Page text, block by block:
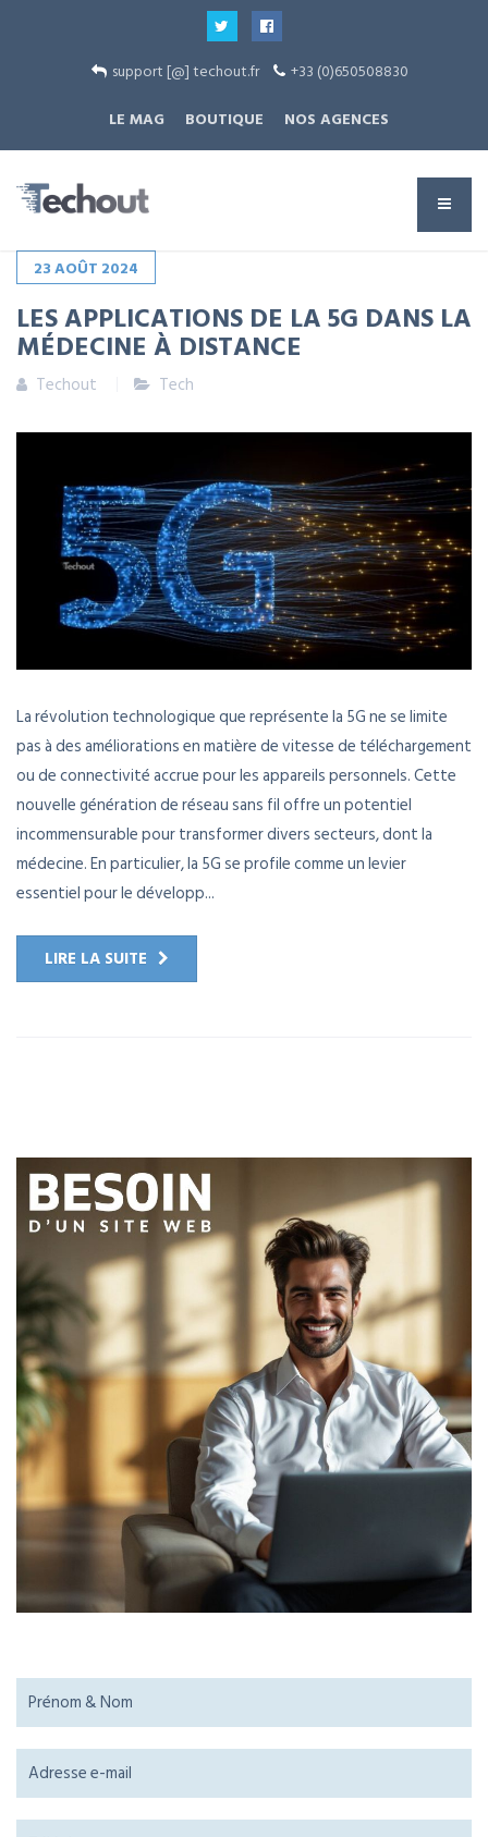
support [@] techout.fr
+33 (0)650508830
LE MAG
BOUTIQUE NOS AGENCES
23AOÛT 2024
LES APPLICATIONS DE LA 5G DANS LA
MÉDECINE À DISTANCE
Techout Tech
La révolution technologique que représente la 5G ne se limite
pas à des améliorations en matière de vitesse de téléchargement
ou de connectivité accrue pour les appareils personnels. Cette
nouvelle génération de réseau sans fil offre un potentiel
incommensurable pour transformer divers secteurs, dont la
médecine. En particulier, la 5G se profile comme un levier
essentiel pour le développ...
LIRE LA SUITE